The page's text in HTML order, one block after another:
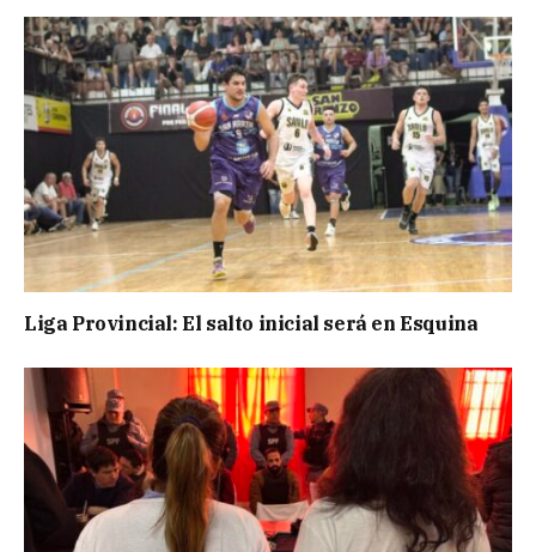
Liga Provincial: El salto inicial será en Esquina